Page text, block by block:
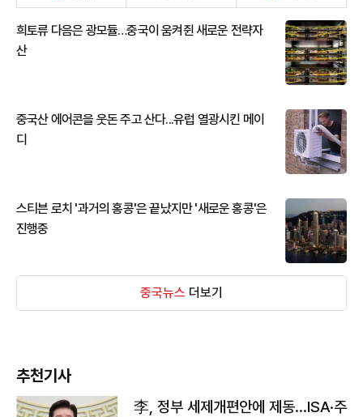
희토류 다음은 광모듈…중국이 움켜쥔 새로운 전략자
산
중국산 에어콘을 웃돈 주고 산다...유럽 열광시킨 메이
디
스티븐 로치 '과거의 홍콩'은 끝났지만 '새로운 홍콩'은
진행중
중국뉴스 더보기
추천기사
李, 정부 세제개편안에 제동…ISA·주